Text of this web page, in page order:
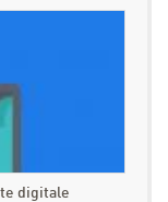
digitale